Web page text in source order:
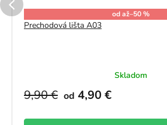
odaž–50 %
Prechodová lišta A03
Skladom
od 4,90 €
9,90 €